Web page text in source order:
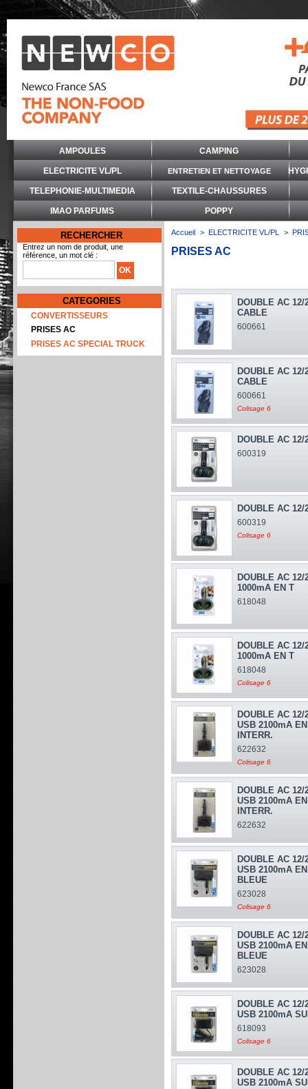
AMPOULES CAMPING
ELECTRICITE VL/PL ENTRETIEN ET NETTOYAGE
TELEPHONIE-MULTIMEDIA TEXTILE-CHAUSSURES
IMAO PARFUMS POPPY
RECHERCHER
Entrez un nom de produit, une
référence, un mot clé :
CATEGORIES
CONVERTISSEURS
PRISES AC
PRISES AC SPECIAL TRUCK
Accueil > ELECTRICITE VL/PL >
PRISES AC
DOUBLE AC 12/
CABLE
600661
DOUBLE AC 12/
CABLE
600661
Colisage 6
DOUBLE AC
600319
DOUBLE AC
600319
Colisage 6
DOUBLE AC 12/
1000mA EN T
618048
DOUBLE AC
1000mA EN T
618048
Colisage 6
DOUBLE AC
USB 2100mA
INTERR.
622632
Colisage 6
DOUBLE AC
USB 2100mA
INTERR.
622632
DOUBLE AC
USB 2100mA
BLEUE
623028
Colisage 6
DOUBLE AC
USB 2100mA
BLEUE
623028
DOUBLE AC
USB 2100mA
618093
Colisage 6
DOUBLE AC
USB 2100mA